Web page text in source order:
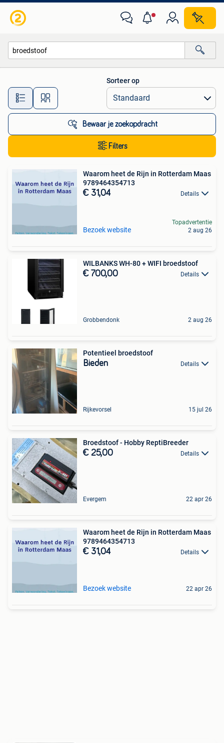
Alle afstanden…
Sorteer op
Bewaar je zoekopdracht
Filters
Waarom heet de Rijn in Rotterdam Maas
9789464354713
€ 31,04 Details
Bezoek website
Topadvertentie
2 aug 26
WILBANKS WH-80 + WIFI broedstoof
€ 700,00 Details
Grobbendonk 2 aug 26
Potentieel broedstoof
Bieden Details
Rijkevorsel 15 jul 26
Broedstoof - Hobby ReptiBreeder
€ 25,00 Details
Evergem 22 apr 26
Waarom heet de Rijn in Rotterdam Maas
9789464354713
€ 31,04 Details
Bezoek website 22 apr 26